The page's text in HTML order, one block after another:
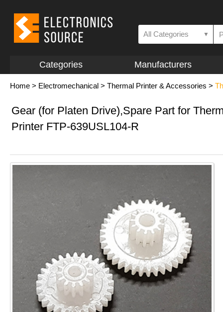
All Categories ▼
Categories Manufacturers
Home > Electromechanical > Thermal Printer & Accessories >
Gear (for Platen Drive),Spare Part for
Printer FTP-639USL104-R